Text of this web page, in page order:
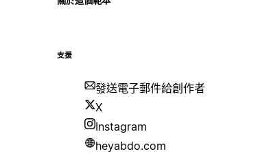
支援
發送電子郵件給創作者
X
Instagram
heyabdo.com